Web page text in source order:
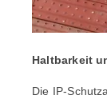
Haltbarkeit
Die IP-